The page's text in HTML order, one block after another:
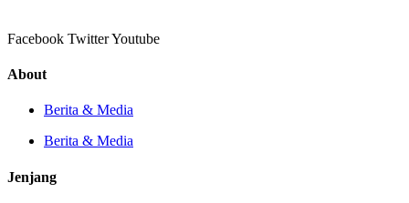
Facebook TwitterYoutube
About
Berita & Media
Berita & Media
Jenjang